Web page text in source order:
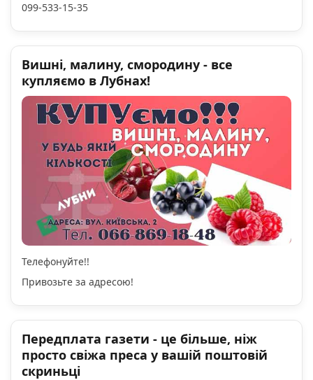
099-533-15-35
Вишні, малину, смородину - все
купляємо в Лубнах!
Телефонуйте!!
Привозьте за адресою!
Передплата газети - це більше, ніж
просто свіжа преса у вашій поштовій
скриньці